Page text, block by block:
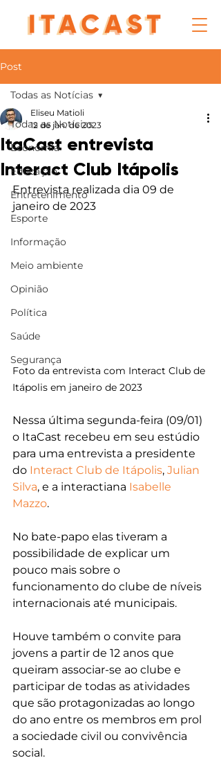
Post
Todas as Notícias
Economia
Educação
Entretenimento
Esporte
Informação
Meio ambiente
Opinião
Política
Saúde
Segurança
Todas as Notícias
ItaCast entrevista
Interact Club Itápolis
Eliseu Matioli
12 de jan. de 2023
Entrevista realizada dia 09 de
janeiro de 2023
Foto da entrevista com Interact Club de
Itápolis em janeiro de 2023
Nessa última segunda-feira (09/01)
o ItaCast recebeu em seu estúdio
para uma entrevista a presidente
do Interact Club de Itápolis, Julian
Silva, e a interactiana Isabelle
Mazzo.
No bate-papo elas tiveram a
possibilidade de explicar um
pouco mais sobre o
funcionamento do clube de níveis
internacionais até municipais.
Houve também o convite para
jovens a partir de 12 anos que
queiram associar-se ao clube e
participar de todas as atividades
que são protagonizadas ao longo
do ano entre os membros em prol
a sociedade civil ou convivência
social.